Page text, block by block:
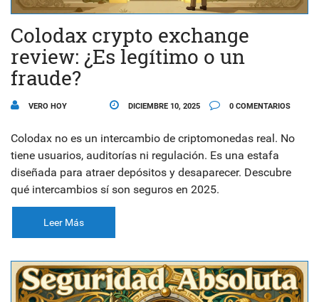
Colodax crypto exchange
review: ¿Es legítimo o un
fraude?
VERO HOY DICIEMBRE 10, 2025 0 COMENTARIOS
Colodax no es un intercambio de criptomonedas real. No
tiene usuarios, auditorías ni regulación. Es una estafa
diseñada para atraer depósitos y desaparecer. Descubre
qué intercambios sí son seguros en 2025.
Leer Más